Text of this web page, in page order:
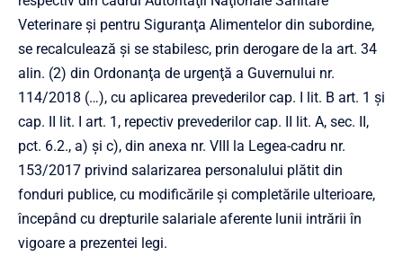
Veterinare şi pentru Siguranţa Alimentelor din subordine,
se recalculează şi se stabilesc, prin derogare de la art. 34
alin. (2) din Ordonanţa de urgenţă a Guvernului nr.
114/2018 (…), cu aplicarea prevederilor cap. I lit. B art. 1 şi
cap. II lit. I art. 1, repectiv prevederilor cap. II lit. A, sec. II,
pct. 6.2., a) şi c), din anexa nr. VIII la Legea-cadru nr.
153/2017 privind salarizarea personalului plătit din
fonduri publice, cu modificările şi completările ulterioare,
începând cu drepturile salariale aferente lunii intrării în
vigoare a prezentei legi.